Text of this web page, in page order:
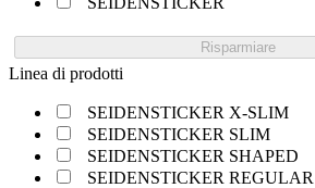
Risparmiare
Linea di prodotti
SEIDENSTICKER X-SLIM
SEIDENSTICKER SLIM
SEIDENSTICKER SHAPED
SEIDENSTICKER REGULAR